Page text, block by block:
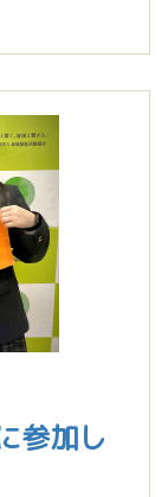
参加し